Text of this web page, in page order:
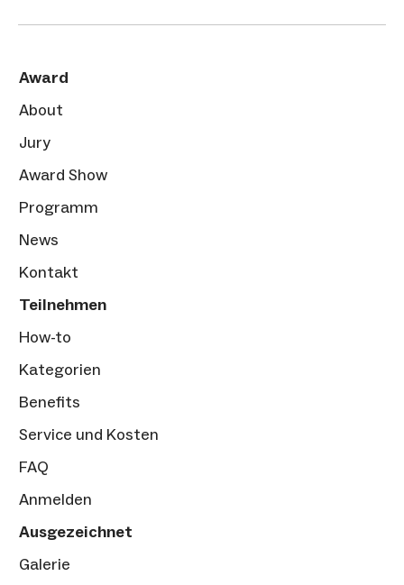
Award
About
Jury
Award Show
Programm
News
Kontakt
Teilnehmen
How-to
Kategorien
Benefits
Service und Kosten
FAQ
Anmelden
Ausgezeichnet
Galerie